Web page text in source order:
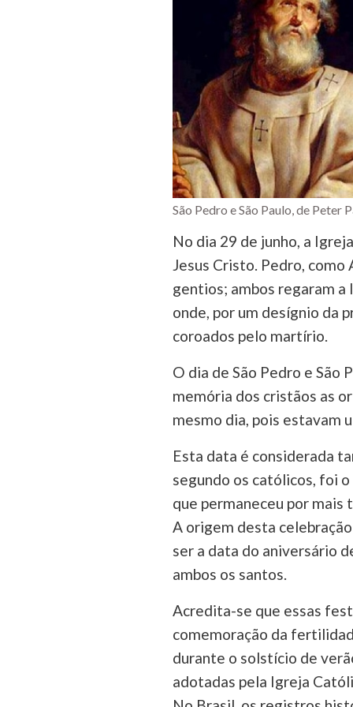
São Pedro e São Paulo, de Peter
No dia 29 de junho, a
Jesus Cristo. Pedro,
gentios; ambos regaram a
onde, por um desígnio da
coroados pelo martírio.
O dia de São Pedro e São
memória dos cristãos as
mesmo dia, pois estavam
Esta data é considerada
segundo os católicos, foi
que permaneceu por
A origem desta
ser a data do aniversário
ambos os santos.
Acredita-se que essas
comemoração da
durante o solstício de
adotadas pela Igreja